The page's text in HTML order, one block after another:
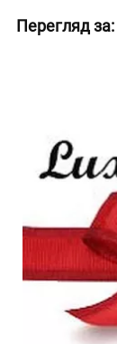
Перегляд за: